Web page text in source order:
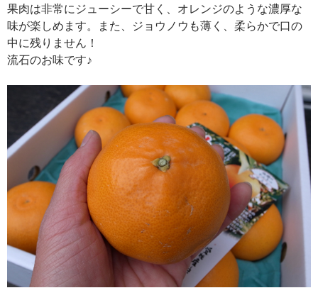
果肉は非常にジューシーで甘く、オレンジのような濃厚な
味が楽しめます。また、ジョウノウも薄く、柔らかで口の
中に残りません！
流石のお味です♪